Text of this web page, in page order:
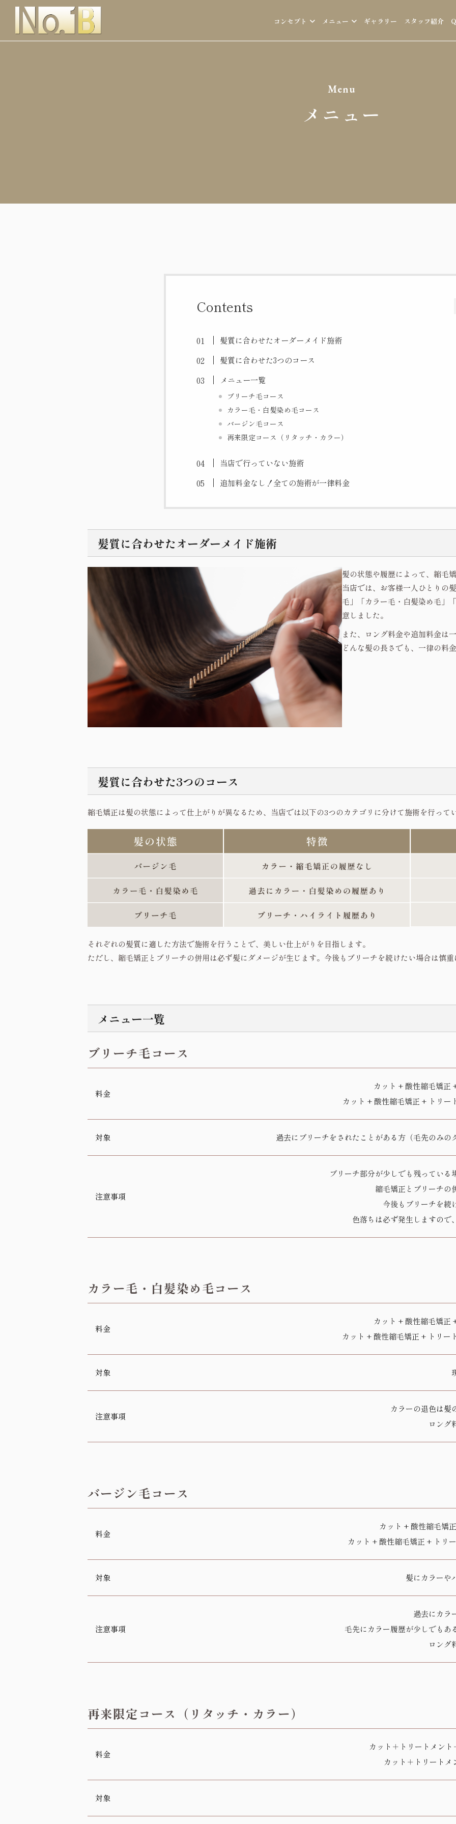
コンセプト メニュー ギャラリー スタッフ紹介
Menu
メニュー
Contents
髪質に合わせたオーダーメイド施術
髪質に合わせた3つのコース
メニュー一覧
ブリーチ毛コース
カラー毛・白髪染め毛コース
バージン毛コース
再来限定コース（リタッチ・カラー）
当店で行っていない施術
追加料金なし！全ての施術が一律料金
髪質に合わせたオーダーメイド施術
髪の状態や履歴によって、縮毛
当店では、お客様一人ひとりの
毛」「カラー毛・白髪染め毛」
意しました。
また、ロング料金や追加料金は
どんな髪の長さでも、一律の料
髪質に合わせた3つのコース
縮毛矯正は髪の状態によって仕上がりが異なるため、当店では以下の3つのカテゴリに分けて施術を行って
それぞれの髪質に適した方法で施術を行うことで、美しい仕上がりを目指します。
ただし、縮毛矯正とブリーチの併用は必ず髪にダメージが生じます。今後もブリーチを続けたい場合は慎
メニュー一覧
ブリーチ毛コース
料金
カット + 酸性縮毛矯
カット + 酸性縮毛矯正 + トリ
対象 過去にブリーチをされたことがある方（毛先のみ
注意事項
ブリーチ部分が少しでも残ってい
縮毛矯正とブリーチの
今後もブリーチを続
色落ちは必ず発生しますので
カラー毛・白髪染め毛コース
料金
カット + 酸性縮毛矯
カット + 酸性縮毛矯正 + トリ
対象
注意事項
カラーの退色は髪
ロング
バージン毛コース
料金
カット + 酸性縮毛矯
カット + 酸性縮毛矯正 + トリ
対象 髪にカラーや
注意事項
過去にカラ
毛先にカラー履歴が少しでもあ
ロング
再来限定コース（リタッチ・カラー）
料金
カット＋トリートメン
カット＋トリート
対象